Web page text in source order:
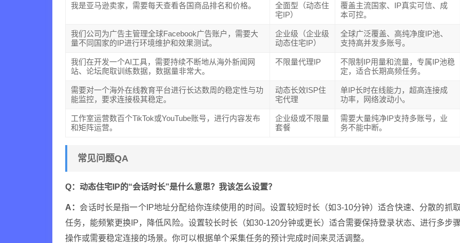
我是亚马逊卖家，需要每天查看各国商品排名和价格。
全面型（动态住
宅IP）
覆盖主流国家、IP真实可信、成
本可控。
我们公司为广告主管理全球Facebook广告账户，需要大
量不同国家的IP进行环境维护和效果测试。
企业级（企业级
动态住宅IP）
全球广泛覆盖、高纯净度IP池、
支持高并发多账号。
我们在开发一个AI工具，需要持续不断地从海外新闻网
站、论坛爬取训练数据，数据量非常大。
不限量代理IP
不限制IP用量和流量，专属IP池稳
定，适合长期高频任务。
需要对一个海外在线教育平台进行长达数周的稳定性与功
能监控，要求连接极其稳定。
动态长效ISP住
宅代理
单IP长时在线能力，超高连接成
功率，网络波动小。
工作室运营数百个TikTok或YouTube账号，进行内容发布
和矩阵运营。
企业级或不限量
套餐
需要大量纯净IP支持多账号，业
务不能中断。
常见问题QA
Q：动态住宅IP的“会话时长”是什么意思？我该怎么设置？
A： 会话时长是指一个IP地址分配给你连续使用的时间。设置较短时长（如3-10分钟）适合快速、分散的抓取
任务，能频繁更换IP，降低风险。设置较长时长（如30-120分钟或更长）适合需要保持登录状态、进行多步骤
操作或需要稳定连接的场景。你可以根据单个采集任务的预计完成时间来灵活调整。